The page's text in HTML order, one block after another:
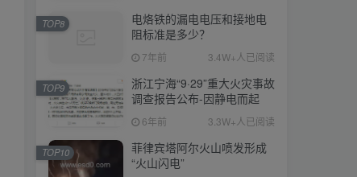
电烙铁的漏电电压和接地电
阻标准是多少？
7年前 3.4W+人已阅读
TOP8
浙江宁海“9·29”重大火灾事故
调查报告公布-因静电而起
6年前 3.3W+人已阅读
TOP9
菲律宾塔阿尔火山喷发形成
“火山闪电”
TOP10